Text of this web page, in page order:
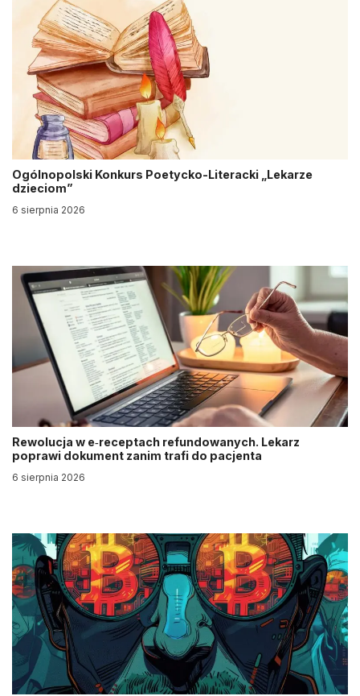
Ogólnopolski Konkurs Poetycko-Literacki „Lekarze
dzieciom”
6 sierpnia 2026
Rewolucja w e‑receptach refundowanych. Lekarz
poprawi dokument zanim trafi do pacjenta
6 sierpnia 2026